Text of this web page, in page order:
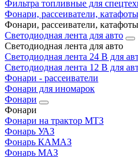
Фильтра топливные для
Фонари, рассеиватели, катафоты
Фонари, рассеиватели, катафоты
Светодиодная лента для авто
Светодиодная лента для авто
Светодиодная лента 24 В для
Светодиодная лента 12 В для
Фонари - рассеиватели
Фонари для иномарок
Фонари
Фонари
Фонари на трактор МТЗ
Фонарь УАЗ
Фонарь КАМАЗ
Фонарь МАЗ